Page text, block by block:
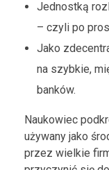
Jednostką
– czyli po
Jako
na szybkie,
banków.
Naukowiec
używany jako
przez wielkie